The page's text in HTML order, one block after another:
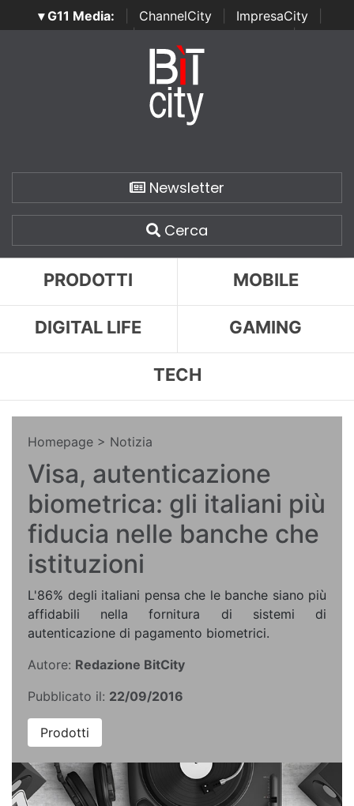
▾ G11 Media: ChannelCity ImpresaCity
SecurityOpenLab | Italian Channel Awards | Italian
Italian Security Awards
Newsletter
Cerca
PRODOTTI MOBILE
DIGITAL LIFE GAMING
TECH
Homepage > Notizia
Visa, autenticazione
biometrica: gli italiani più
fiducia nelle banche che
istituzioni
L'86% degli italiani pensa che le banche siano più
affidabili nella fornitura di sistemi di
autenticazione di pagamento biometrici.
Autore: Redazione BitCity
Pubblicato il: 22/09/2016
Prodotti